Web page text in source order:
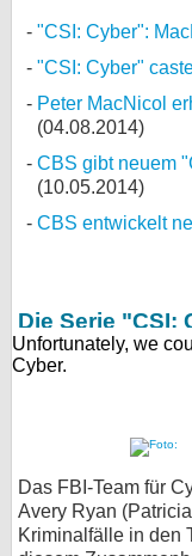
"CSI: Cyber":
"CSI: Cyber"
Peter MacNicol
(04.08.2014)
CBS gibt neuem
(10.05.2014)
CBS entwickelt
Die Serie "CSI:
Das FBI-Team für
Avery Ryan
Kriminalfälle in den